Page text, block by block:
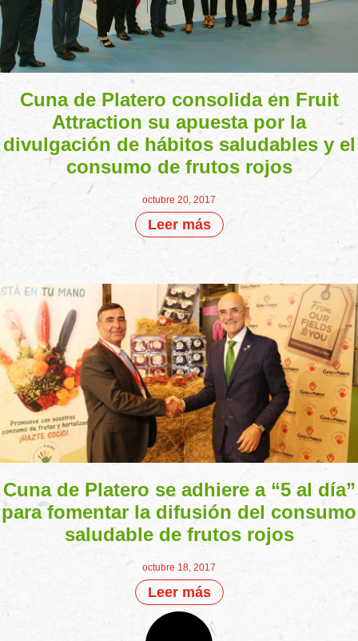
Cuna de Platero consolida en Fruit
Attraction su apuesta por la
divulgación de hábitos saludables y el
consumo de frutos rojos
octubre 20, 2017
Leer más
Cuna de Platero se adhiere a “5 al día”
para fomentar la difusión del consumo
saludable de frutos rojos
octubre 18, 2017
Leer más